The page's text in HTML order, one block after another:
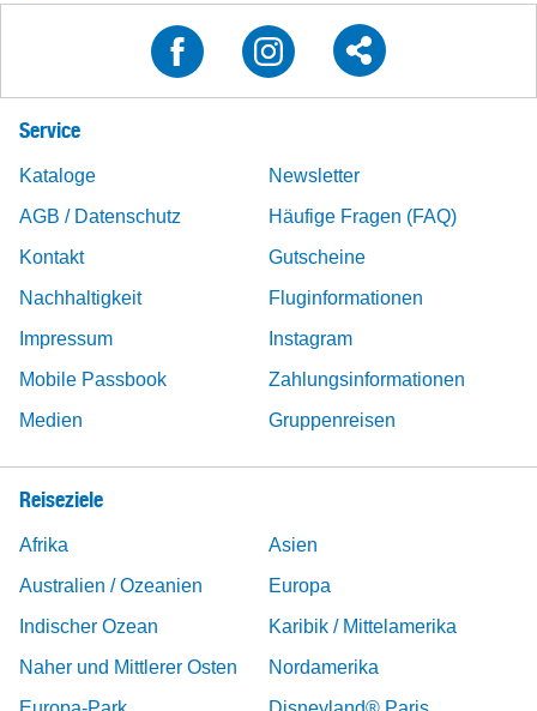
Service
Kataloge
Newsletter
AGB / Datenschutz
Häufige Fragen (FAQ)
Kontakt
Gutscheine
Nachhaltigkeit
Fluginformationen
Impressum
Instagram
Mobile Passbook
Zahlungsinformationen
Medien
Gruppenreisen
Reiseziele
Afrika
Asien
Australien / Ozeanien
Europa
Indischer Ozean
Karibik / Mittelamerika
Naher und Mittlerer Osten
Nordamerika